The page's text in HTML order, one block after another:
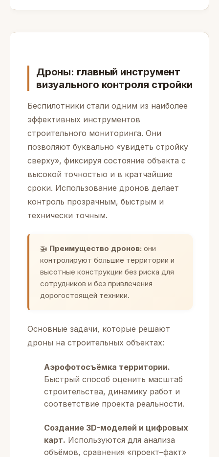
Дроны: главный инструмент
визуального контроля стройки
Беспилотники стали одним из наиболее
эффективных инструментов
строительного мониторинга. Они
позволяют буквально «увидеть стройку
сверху», фиксируя состояние объекта с
высокой точностью и в кратчайшие
сроки. Использование дронов делает
контроль прозрачным, быстрым и
технически точным.
🚁 Преимущество дронов: они
контролируют большие территории и
высотные конструкции без риска для
сотрудников и без привлечения
дорогостоящей техники.
Основные задачи, которые решают
дроны на строительных объектах:
Аэрофотосъёмка территории.
Быстрый способ оценить масштаб
строительства, динамику работ и
соответствие проекта реальности.
Создание 3D-моделей и цифровых
карт. Используются для анализа
объёмов, сравнения «проект–факт»